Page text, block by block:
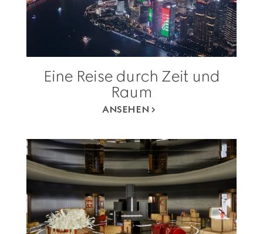
Eine Reise durch Zeit und
Raum
ANSEHEN